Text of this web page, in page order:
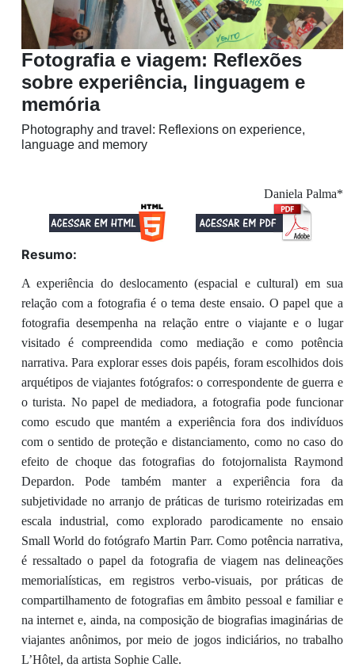
Fotografia e viagem: Reflexões
sobre experiência, linguagem e
memória
Photography and travel: Reflexions on experience,
language and memory
Daniela Palma*
Resumo:
A experiência do deslocamento (espacial e cultural) em sua
relação com a fotografia é o tema deste ensaio. O papel que a
fotografia desempenha na relação entre o viajante e o lugar
visitado é compreendida como mediação e como potência
narrativa. Para explorar esses dois papéis, foram escolhidos dois
arquétipos de viajantes fotógrafos: o correspondente de guerra e
o turista. No papel de mediadora, a fotografia pode funcionar
como escudo que mantém a experiência fora dos indivíduos
com o sentido de proteção e distanciamento, como no caso do
efeito de choque das fotografias do fotojornalista Raymond
Depardon. Pode também manter a experiência fora da
subjetividade no arranjo de práticas de turismo roteirizadas em
escala industrial, como explorado parodicamente no ensaio
Small World do fotógrafo Martin Parr. Como potência narrativa,
é ressaltado o papel da fotografia de viagem nas delineações
memorialísticas, em registros verbo-visuais, por práticas de
compartilhamento de fotografias em âmbito pessoal e familiar e
na internet e, ainda, na composição de biografias imaginárias de
viajantes anônimos, por meio de jogos indiciários, no trabalho
L’Hôtel, da artista Sophie Calle.